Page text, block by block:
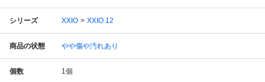
シリーズ XXIO XXIO 12
商品の状態 やや傷や汚れあり
個数 1個